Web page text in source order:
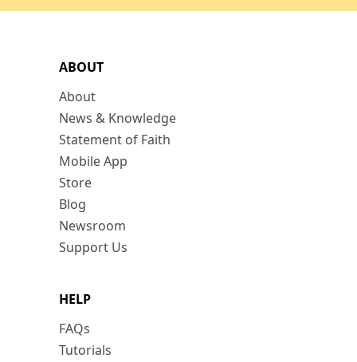
ABOUT
About
News & Knowledge
Statement of Faith
Mobile App
Store
Blog
Newsroom
Support Us
HELP
FAQs
Tutorials